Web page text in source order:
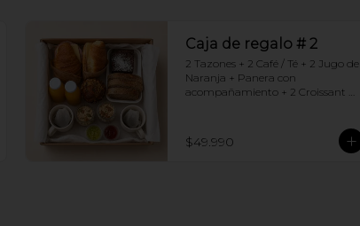
Caja de regalo # 2
2 Tazones + 2 Café / Té + 2 Jugo de
Naranja + Panera con
acompañamiento + 2 Croissant
Arándano
$49.990